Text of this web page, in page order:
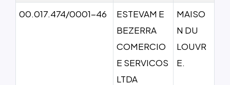
00.017.474/0001-46
ESTEVAM E
BEZERRA
COMERCIO
E SERVICOS
LTDA
MAISO
N DU
LOUVR
E.